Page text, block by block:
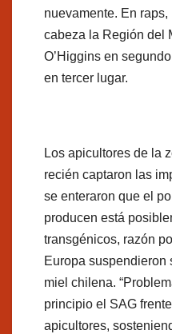
nuevamente. En
cabeza la Región del
O’Higgins en
en tercer lugar.
Los apicultores de la
recién captaron las
se enteraron que el
producen está
transgénicos, razón
Europa suspendieron
miel chilena.
principio el SAG
apicultores,